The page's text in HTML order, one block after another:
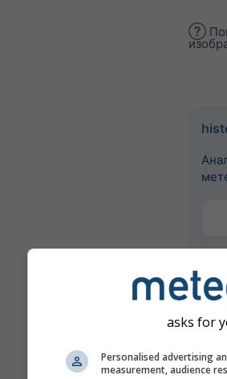
asks for
Personalised advertising
measurement, audience